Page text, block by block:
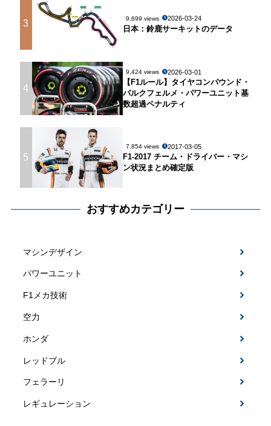
3 9,699 views 2026-03-24
日本：鈴鹿サーキットのデータ
4
9,424 views 2026-03-01
【F1ルール】タイヤコンパウンド・
パルクフェルメ・パワーユニット基
数超過ペナルティ
5
7,854 views 2017-03-05
F1-2017 チーム・ドライバー・マシ
ン状況まとめ確定版
おすすめカテゴリー
マシンデザイン
パワーユニット
F1メカ技術
空力
ホンダ
レッドブル
フェラーリ
レギュレーション